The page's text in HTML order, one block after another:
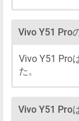
Vivo Y51 Pro
Vivo Y51 Pro
た。
Vivo Y51 Pro